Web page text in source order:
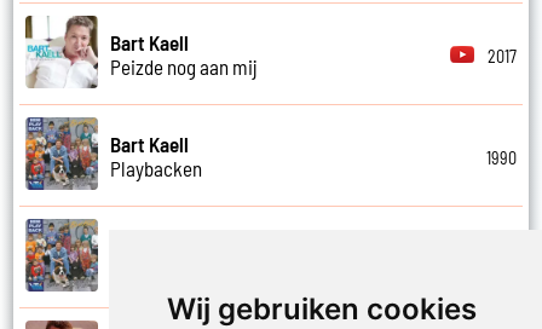
Wij gebruiken cookies
Bart Kaell
Peizde nog aan mij
2017
Bart Kaell
Playbacken
1990